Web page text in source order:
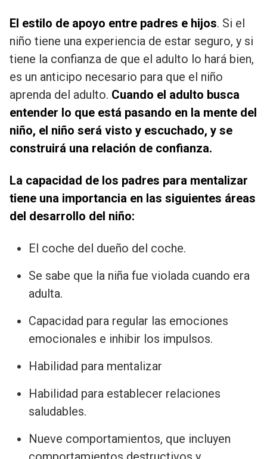
El estilo de apoyo entre padres e hijos. Si el
niño tiene una experiencia de estar seguro, y si
tiene la confianza de que el adulto lo hará bien,
es un anticipo necesario para que el niño
aprenda del adulto. Cuando el adulto busca
entender lo que está pasando en la mente del
niño, el niño será visto y escuchado, y se
construirá una relación de confianza.
La capacidad de los padres para mentalizar
tiene una importancia en las siguientes áreas
del desarrollo del niño:
El coche del dueño del coche.
Se sabe que la niña fue violada cuando era
adulta.
Capacidad para regular las emociones
emocionales e inhibir los impulsos.
Habilidad para mentalizar
Habilidad para establecer relaciones
saludables.
Nueve comportamientos, que incluyen